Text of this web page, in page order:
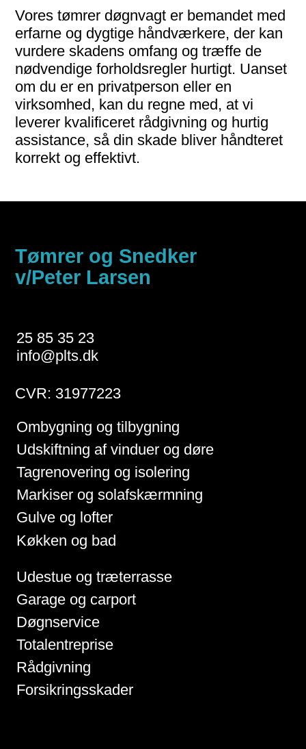
Vores tømrer døgnvagt er bemandet med
erfarne og dygtige hånd­værkere, der kan
vurdere skadens omfang og træffe de
nød­vendige for­holds­regler hurtigt. Uanset
om du er en privat­person eller en
virksomhed, kan du regne med, at vi
leverer kvalifi­ceret rådgivning og hurtig
assis­tance, så din skade bliver håndteret
korrekt og effektivt.
Tømrer og Snedker
v/Peter Larsen
25 85 35 23
info@plts.dk
CVR: 31977223
Ombygning og tilbygning
Udskiftning af vinduer og døre
Tagrenovering og isolering
Markiser og solafskærmning
Gulve og lofter
Køkken og bad
Udestue og træterrasse
Garage og carport
Døgnservice
Totalentreprise
Rådgivning
Forsikringsskader